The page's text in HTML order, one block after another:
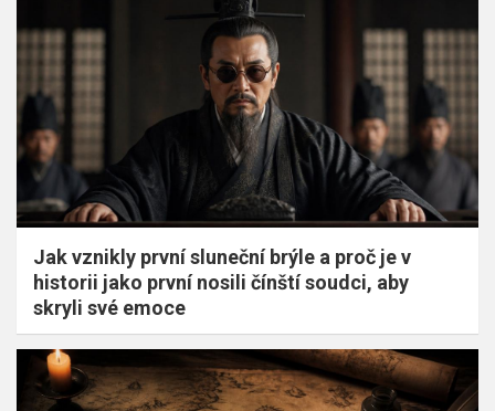
Jak vznikly první sluneční brýle a proč je v
historii jako první nosili čínští soudci, aby
skryli své emoce